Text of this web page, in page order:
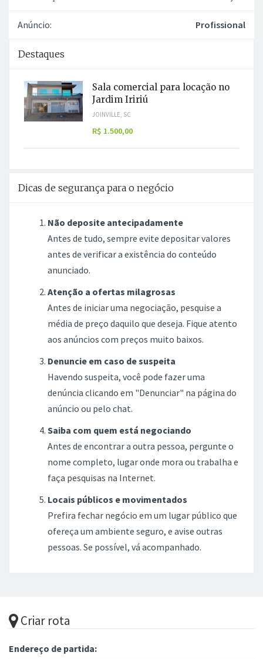
Anúncio: Profissional
Destaques
Sala comercial para locação no
Jardim Iririú
JOINVILLE, SC
R$ 1.500,00
Dicas de segurança para o negócio
Não deposite antecipadamente
Antes de tudo, sempre evite depositar valores
antes de verificar a existência do conteúdo
anunciado.
Atenção a ofertas milagrosas
Antes de iniciar uma negociação, pesquise a
média de preço daquilo que deseja. Fique atento
aos anúncios com preços muito baixos.
Denuncie em caso de suspeita
Havendo suspeita, você pode fazer uma
denúncia clicando em "Denunciar" na página do
anúncio ou pelo chat.
Saiba com quem está negociando
Antes de encontrar a outra pessoa, pergunte o
nome completo, lugar onde mora ou trabalha e
faça pesquisas na Internet.
Locais públicos e movimentados
Prefira fechar negócio em um lugar público que
ofereça um ambiente seguro, e avise outras
pessoas. Se possível, vá acompanhado.
Criar rota
Endereço de partida: